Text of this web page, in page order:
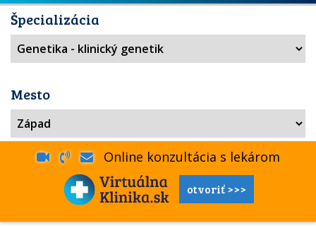
Špecializácia
Mesto
Online konzultácia s lekárom
otvoriť >>>